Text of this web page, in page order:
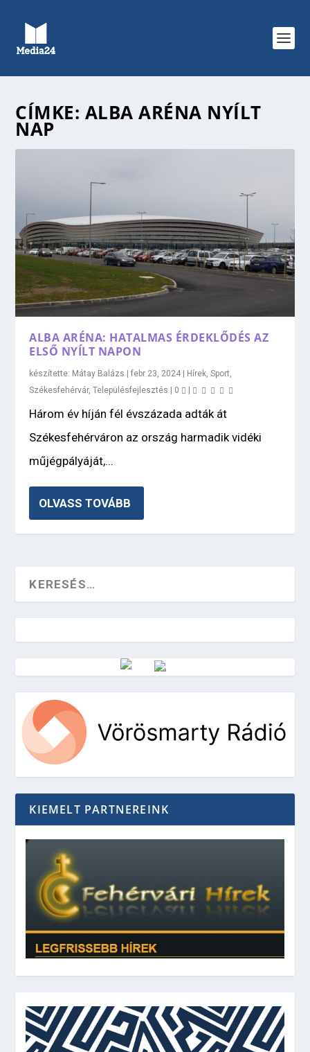
CÍMKE: ALBA ARÉNA NYÍLT
NAP
ALBA ARÉNA: HATALMAS ÉRDEKLŐDÉS AZ
ELSŐ NYÍLT NAPON
készítette: Mátay Balázs |febr 23, 2024 | Hírek ,Sport
Székesfehérvár,Településfejlesztés | 0 |
Három év híján fél évszázada adták át
Székesfehérváron az ország harmadik vidéki
műjégpályáját,...
OLVASS TOVÁBB
Vörösmarty Rádió
KIEMELT PARTNEREINK